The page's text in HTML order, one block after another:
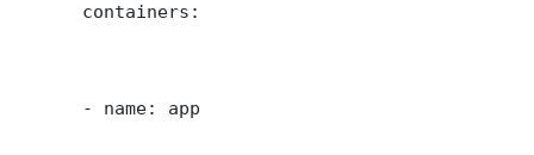
      containers:
      - name: app